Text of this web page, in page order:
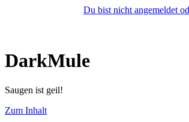
Du bist nicht angemeldet
DarkMule
Saugen ist geil!
Zum Inhalt